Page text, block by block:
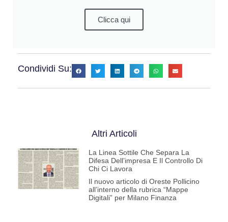
Clicca qui
Condividi Su:
Altri Articoli
La Linea Sottile Che Separa La
Difesa Dell’impresa E Il Controllo Di
Chi Ci Lavora
Il nuovo articolo di Oreste Pollicino
all’interno della rubrica “Mappe
Digitali” per Milano Finanza